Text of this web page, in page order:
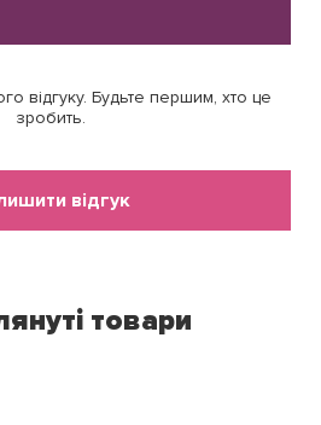
відгуку. Будьте першим, хто це
зробить.
відгук
товари